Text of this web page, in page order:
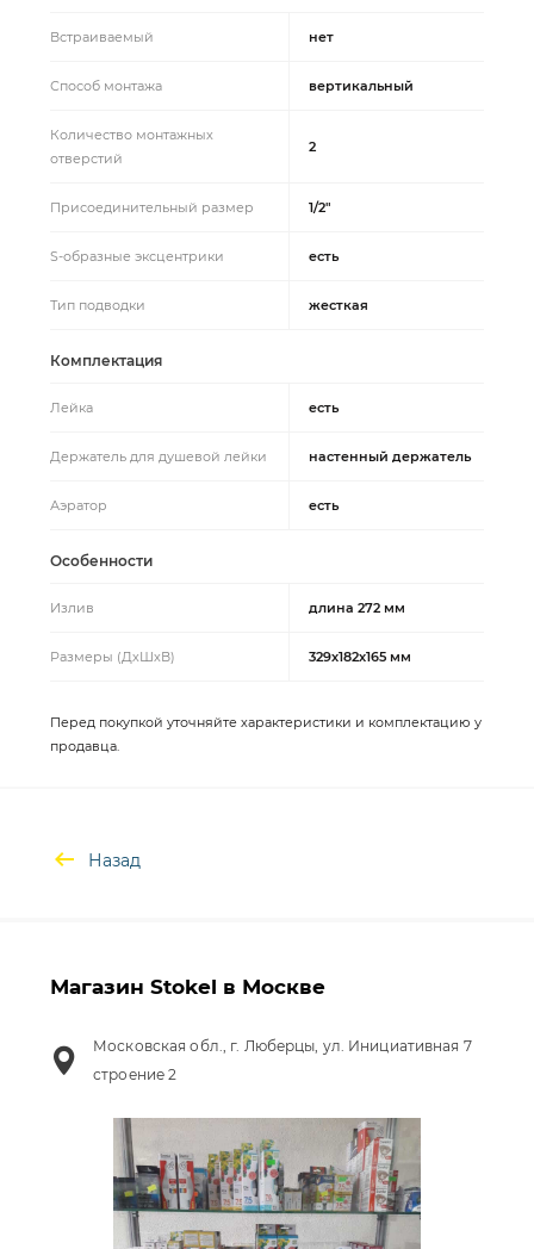
Встраиваемый нет
Способ монтажа вертикальный
Количество монтажных
отверстий
2
Присоединительный размер 1/2"
S-образные эксцентрики есть
Тип подводки жесткая
Комплектация
Лейка есть
Держатель для душевой лейки настенный держатель
Аэратор есть
Особенности
Излив длина 272 мм
Размеры (ДхШхВ) 329х182х165 мм
Перед покупкой уточняйте характеристики и комплектацию у
продавца.
Назад
Магазин Stokel в Москве
Московская обл., г. Люберцы, ул. Инициативная 7
строение 2